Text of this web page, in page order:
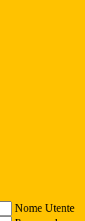
Nome Utente